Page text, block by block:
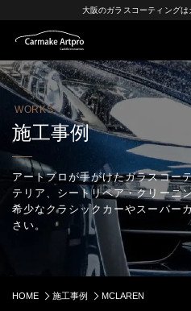
大阪のガラスコーティング
WORKS
施工事例
アートプロが手がけたガラスコー
テリア、シートリペア・クリーニ
希少なクラシックカーやスーパー
さい。
HOME 施工事例 MCLAREN